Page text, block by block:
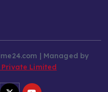
| Managed by
Limited